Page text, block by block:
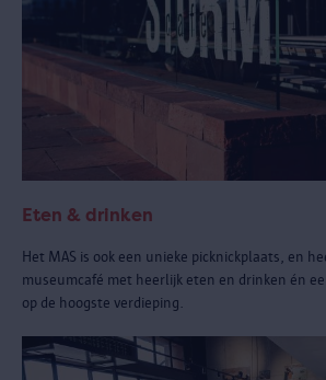
Eten & drinken
Het MAS is ook een unieke picknickplaats, en
museumcafé met heerlijk eten en drinken én
op de hoogste verdieping.